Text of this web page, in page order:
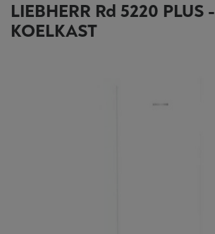
LIEBHERR Rd 5220 PLUS -
KOELKAST